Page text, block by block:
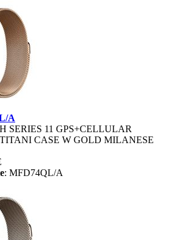
A
SERIES 11 GPS+CELLULAR
CASE W GOLD MILANESE
: MFD74QL/A